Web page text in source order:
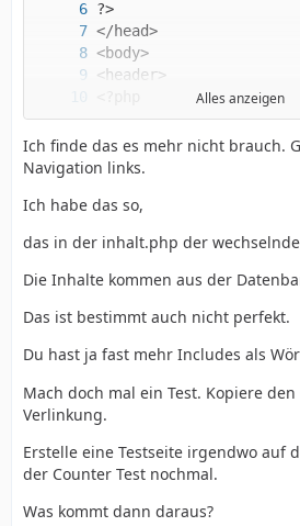
</html>
Alles anzeigen
Ich finde das es mehr nicht brauch.
Navigation links.
Ich habe das so,
das in der inhalt.php der
Die Inhalte kommen aus der
Das ist bestimmt auch nicht perfekt.
Du hast ja fast mehr Includes als
Mach doch mal ein Test. Kopiere
Verlinkung.
Erstelle eine Testseite irgendwo auf
der Counter Test nochmal.
Was kommt dann daraus?